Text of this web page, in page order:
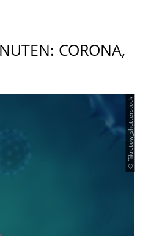
CORONA,
© ffikretow_shutterstock